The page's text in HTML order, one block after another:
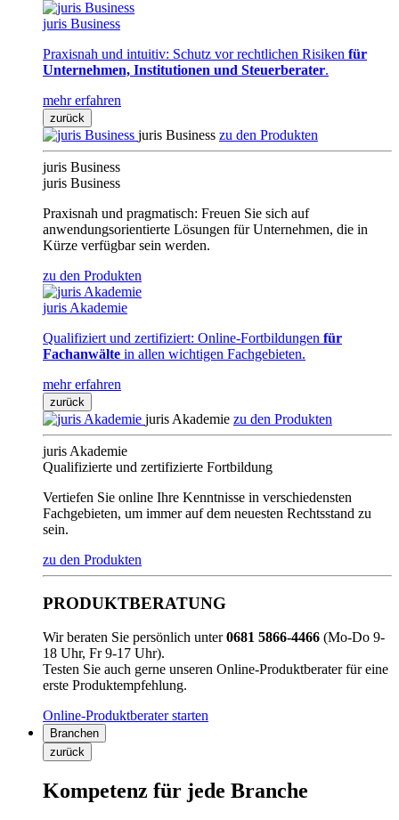
juris Business
Praxisnah und intuitiv: Schutz vor rechtlichen Risiken für
Unternehmen, Institutionen und Steuerberater.
mehr erfahren
zurück
juris Business zu den Produkten
juris Business
juris Business
Praxisnah und pragmatisch: Freuen Sie sich auf
anwendungsorientierte Lösungen für Unternehmen, die in
Kürze verfügbar sein werden.
zu den Produkten
juris Akademie
Qualifiziert und zertifiziert: Online-Fortbildungen für
Fachanwälte in allen wichtigen Fachgebieten.
mehr erfahren
zurück
juris Akademie zu den Produkten
juris Akademie
Qualifizierte und zertifizierte Fortbildung
Vertiefen Sie online Ihre Kenntnisse in verschiedensten
Fachgebieten, um immer auf dem neuesten Rechtsstand zu
sein.
zu den Produkten
PRODUKTBERATUNG
Wir beraten Sie persönlich unter0681 5866-4466 (Mo-Do 9-
18 Uhr, Fr 9-17 Uhr).
Testen Sie auch gerne unseren Online-Produktberater für eine
erste Produktempfehlung.
Online-Produktberater starten
Branchen
zurück
Kompetenz für jede Branche